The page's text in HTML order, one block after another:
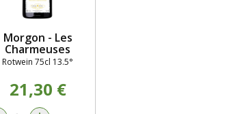
Morgon - Les
Charmeuses
Rotwein 75cl 13.5°
21,30 €